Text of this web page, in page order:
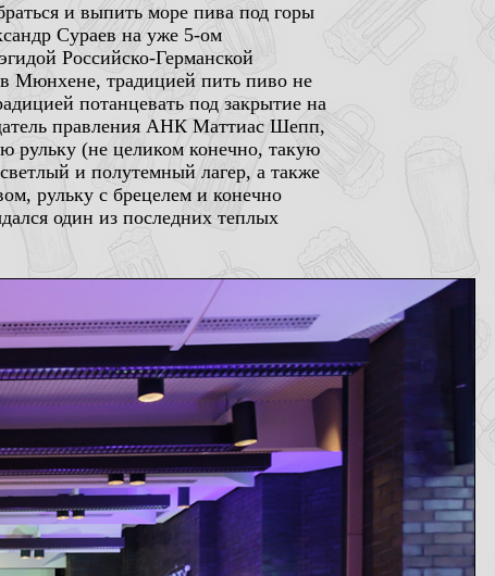
и выпить море пива под горы
Сураев на уже 5-ом
Российско-Германской
Мюнхене, традицией пить пиво не
потанцевать под закрытие на
правления АНК Маттиас Шепп,
рульку (не целиком конечно, такую
и полутемный лагер, а также
рульку с брецелем и конечно
один из последних теплых